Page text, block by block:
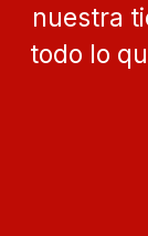
nuestra
todo lo